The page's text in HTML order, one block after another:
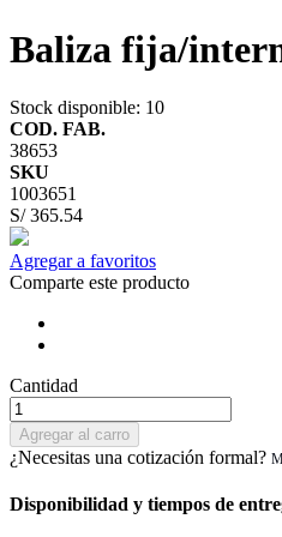
Baliza fija/
Stock disponible: 10
COD. FAB.
38653
SKU
1003651
S/ 365.54
Agregar a favoritos
Comparte este producto
Cantidad
Agregar al carro
¿Necesitas una cotización formal?
Disponibilidad y tiempos de